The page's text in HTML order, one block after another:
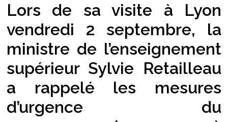
Lors de sa visite à Lyon
vendredi 2 septembre, la
ministre de l’enseignement
supérieur Sylvie Retailleau
a rappelé les mesures
d’urgence du